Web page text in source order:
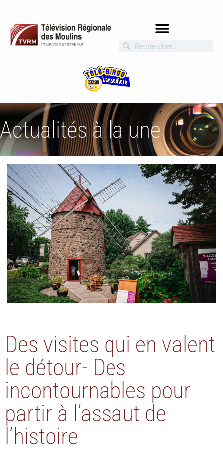
Actualités à la une
Des visites qui en valent
le détour- Des
incontournables pour
partir à l’assaut de
l’histoire